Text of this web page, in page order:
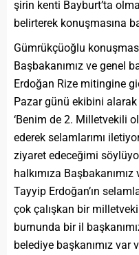
şirin kenti Bayburt’ta
belirterek konuşmasına
Gümrükçüoğlu
Başbakanımız ve genel
Erdoğan Rize mitingine
Pazar günü ekibini
‘Benim de 2. Milletvekili
ederek selamlarımı
ziyaret edeceğimi
halkımıza
Tayyip Erdoğan’ın
çok çalışkan bir
burnunda bir il
belediye başkanımız var